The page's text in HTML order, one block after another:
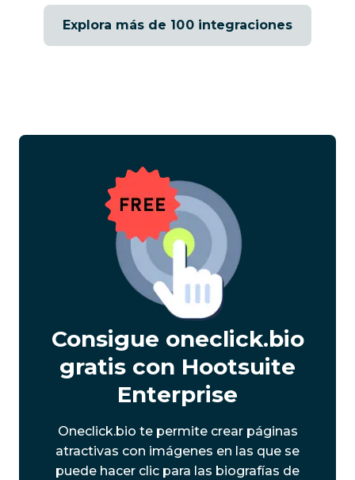
Explora más de 100 integraciones
Consigue oneclick.bio
gratis con Hootsuite
Enterprise
Oneclick.bio te permite crear páginas
atractivas con imágenes en las que se
puede hacer clic para las biografías de